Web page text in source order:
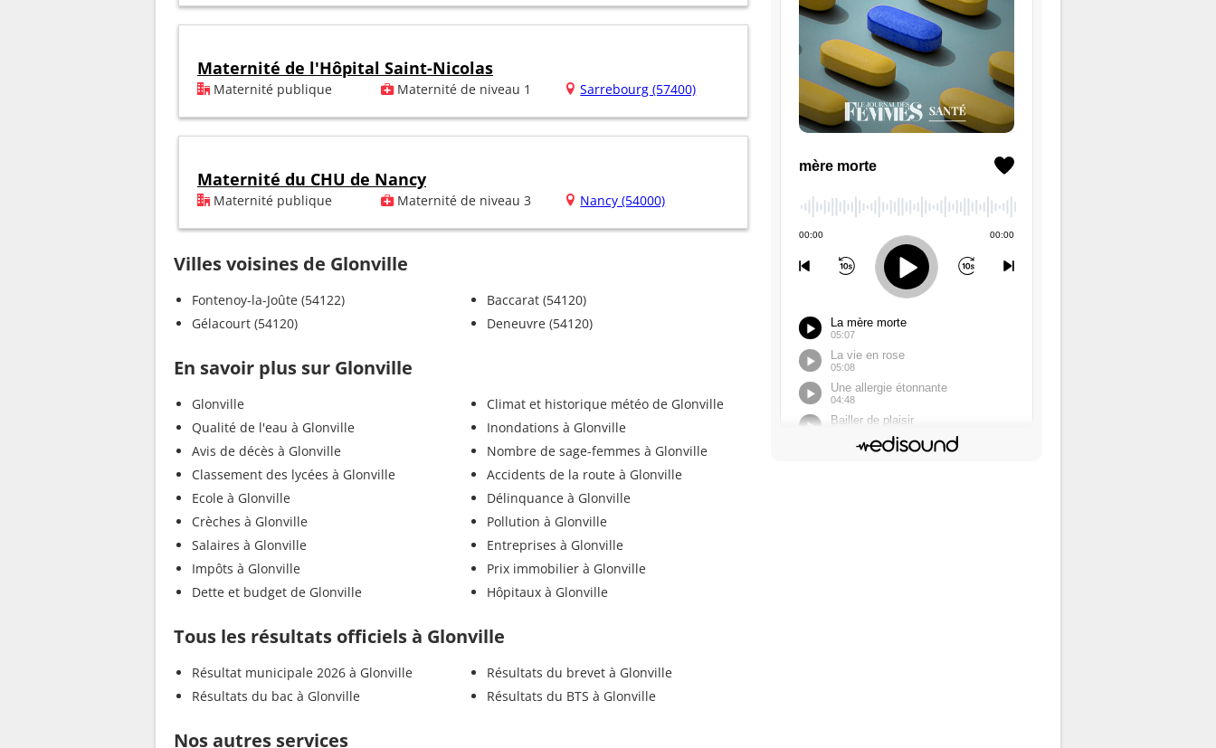
Maternité de l'Hôpital Saint-Nicolas
Maternité publique Maternité de niveau 1 Sarrebourg (57400)
Maternité du CHU de Nancy
Maternité publique Maternité de niveau 3 Nancy (54000)
Villes voisines de Glonville
Fontenoy-la-Joûte (54122)
Gélacourt (54120)
Baccarat (54120)
Deneuvre (54120)
En savoir plus sur Glonville
Glonville
Qualité de l'eau à Glonville
Avis de décès à Glonville
Classement des lycées à Glonville
Ecole à Glonville
Crèches à Glonville
Salaires à Glonville
Impôts à Glonville
Dette et budget de Glonville
Climat et historique météo de Glonville
Inondations à Glonville
Nombre de sage-femmes à Glonville
Accidents de la route à Glonville
Délinquance à Glonville
Pollution à Glonville
Entreprises à Glonville
Prix immobilier à Glonville
Hôpitaux à Glonville
Tous les résultats officiels à Glonville
Résultat municipale 2026 à Glonville
Résultats du bac à Glonville
Résultats du brevet à Glonville
Résultats du BTS à Glonville
Nos autres services